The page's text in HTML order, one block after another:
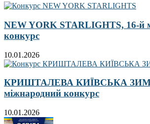
NEW YORK STARLIGHTS, 16-й
конкурс
10.01.2026
КРИШТАЛЕВА КИЇВСЬКА
міжнародний конкурс
10.01.2026